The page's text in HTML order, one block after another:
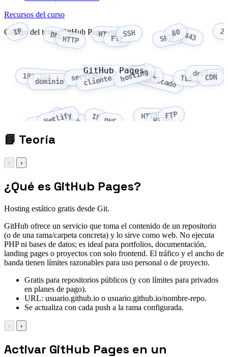
Recursos del curso
Código del tema: GitHub Pages
IP DNSHTTP HTTPS
FTP
SSH SFTP
80 443
192.168.1.1
dominio servidor
cliente hosting
certificado
SSL TLS
deploy
CDN
Vercel
Netlify
GitHub Pages
IP DNS
HTTPHTTPS
FTP
GitHub Pages
📘 Teoría
‹ ›
¿Qué es GitHub Pages?
Hosting estático gratis desde Git.
GitHub ofrece un servicio que toma el contenido de un repositorio
(o de una rama/carpeta concreta) y lo sirve como web. No ejecuta
PHP ni bases de datos; es ideal para portfolios, documentación,
landing pages o proyectos con solo frontend. El tráfico y el ancho de
banda tienen límites razonables para uso personal o de proyecto.
Gratis para repositorios públicos (y con límites para privados
en planes de pago).
URL: usuario.github.io o usuario.github.io/nombre-repo.
Se actualiza con cada push a la rama configurada.
‹ ›
Activar GitHub Pages en un